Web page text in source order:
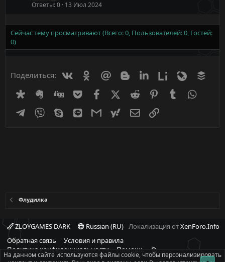
Ответы 0 13 Июл 2024
Сейчас тему просматривают (Всего: 0, Пользователей: 0, Гостей:
0)
Поделиться: ВконтактеОдноклассники
Mail.ru BloggerLinkedinLiveinternet
Livejournal
DiasporaEvernoteDigg GetpocketFacebookX (Twitter)
Reddit PinterestTumblr
Telegram
Viber Skype Line GmailyahoomailЭлектронная почта
Флудилка
ZLOYGAMES DARK Russian (RU) Локализация отXenForo.Info
Обратная связь
Условия и правила
Политика конфиденциальности
Помощь
R
S
На данном сайте используются файлы cookie, чтобы персонализировать